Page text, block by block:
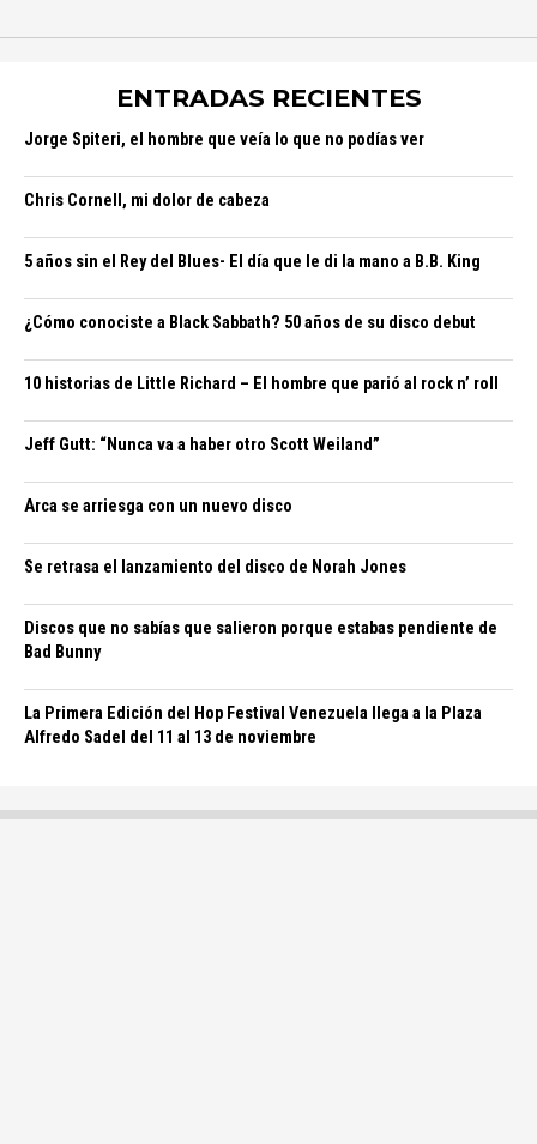
ENTRADAS RECIENTES
Jorge Spiteri, el hombre que veía lo que no podías ver
Chris Cornell, mi dolor de cabeza
5 años sin el Rey del Blues- El día que le di la mano a B.B. King
¿Cómo conociste a Black Sabbath? 50 años de su disco debut
10 historias de Little Richard – El hombre que parió al rock n’ roll
Jeff Gutt: “Nunca va a haber otro Scott Weiland”
Arca se arriesga con un nuevo disco
Se retrasa el lanzamiento del disco de Norah Jones
Discos que no sabías que salieron porque estabas pendiente de
Bad Bunny
La Primera Edición del Hop Festival Venezuela llega a la Plaza
Alfredo Sadel del 11 al 13 de noviembre